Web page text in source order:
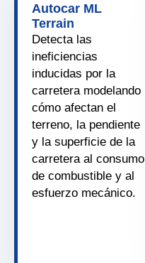
Autocar ML
Terrain
Detecta las
ineficiencias
inducidas por la
carretera modelando
cómo afectan el
terreno, la pendiente
y la superficie de la
carretera al consumo
de combustible y al
esfuerzo mecánico.